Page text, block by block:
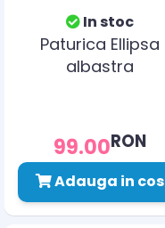
In stoc
Paturica Ellipsa
albastra
99.00RON
Adauga in cos